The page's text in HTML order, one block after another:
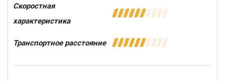
Скоростная
характеристика
Транспортное расстояние